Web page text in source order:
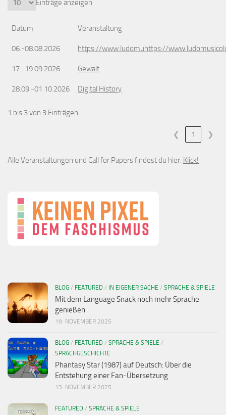
Einträge anzeigen
Datum Veranstaltung
06.-08.08.2026 https://www.ludomuhttps://
17.-19.09.2026 Gewalt
28.09.-01.10.2026 Digital History
1 bis 3 von 3 Einträgen
❮ 1 ❯
Alle Veranstaltungen und Call for Papers findest du hier: Klick!
BLOG / FEATURED / IN EIGENER SACHE / SPRACHE & SPIELE
Mit dem Language Snack noch mehr Sprache
genießen
19. NOVEMBER 2025
BLOG / FEATURED / SPRACHE & SPIELE /
SPRACHGESCHICHTE
Phantasy Star (1987) auf Deutsch: Über die
Entstehung einer Fan-Übersetzung
13. NOVEMBER 2025
FEATURED / SPRACHE & SPIELE